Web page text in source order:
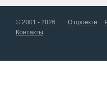
© 2001 - 2026 О проекте
Контакты